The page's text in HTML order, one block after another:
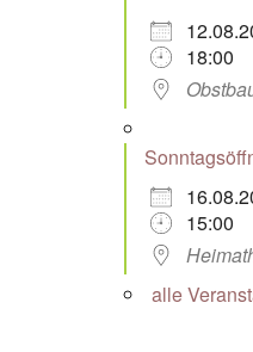
18:00
15:00
alle